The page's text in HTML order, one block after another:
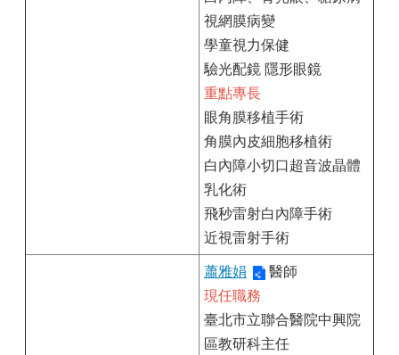
視網膜病變
學童視力保健
驗光配鏡 隱形眼鏡
重點專長
眼角膜移植手術
角膜內皮細胞移植術
白內障小切口超音波晶體
乳化術
飛秒雷射白內障手術
近視雷射手術
蕭雅娟
醫師
現任職務
臺北市立聯合醫院中興院
區教研科主任